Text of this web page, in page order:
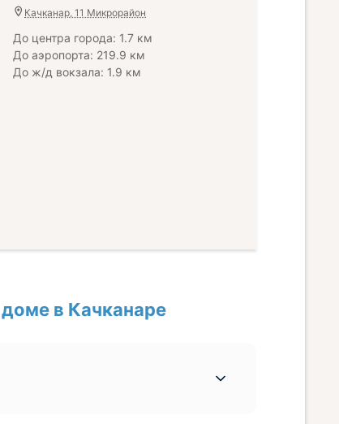
Качканар, 11 Микрорайон
До центра города: 1.7 км
До аэропорта: 219.9 км
До ж/д вокзала: 1.9 км
в Качканаре